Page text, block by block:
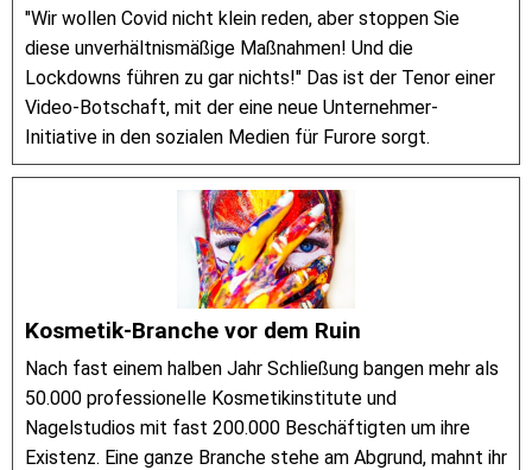
"Wir wollen Covid nicht klein reden, aber stoppen Sie
diese unverhältnismäßige Maßnahmen! Und die
Lockdowns führen zu gar nichts!" Das ist der Tenor einer
Video-Botschaft, mit der eine neue Unternehmer-
Initiative in den sozialen Medien für Furore sorgt.
Kosmetik-Branche vor dem Ruin
Nach fast einem halben Jahr Schließung bangen mehr als
50.000 professionelle Kosmetikinstitute und
Nagelstudios mit fast 200.000 Beschäftigten um ihre
Existenz. Eine ganze Branche stehe am Abgrund, mahnt ihr